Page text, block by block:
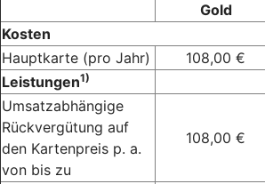
Gold
Kosten
Hauptkarte (pro Jahr)
108,00 €
Leistungen1)
Umsatzabhängige
Rückvergütung auf
den Kartenpreis p. a.
von bis zu
108,00 €